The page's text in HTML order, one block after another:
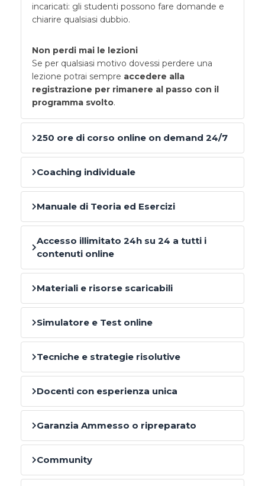
incaricati: gli studenti possono fare domande e
chiarire qualsiasi dubbio.
Non perdi mai le lezioni
Se per qualsiasi motivo dovessi perdere una
lezione potrai sempre accedere alla
registrazione per rimanere al passo con il
programma svolto.
250 ore di corso online on demand 24/7
Coaching individuale
Manuale di Teoria ed Esercizi
Accesso illimitato 24h su 24 a tutti i
contenuti online
Materiali e risorse scaricabili
Simulatore e Test online
Tecniche e strategie risolutive
Docenti con esperienza unica
Garanzia Ammesso o ripreparato
Community